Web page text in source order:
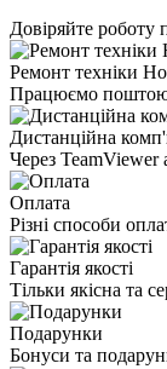
Довіряйте роботу
Ремонт техніки
Працюємо поштою
Дистанційна
Через TeamViewer
Оплата
Різні способи
Гарантія якості
Тільки якісна та
Подарунки
Бонуси та